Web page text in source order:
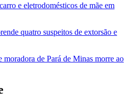
e eletrodomésticos de mãe em
quatro suspeitos de extorsão e
moradora de Pará de Minas morre ao